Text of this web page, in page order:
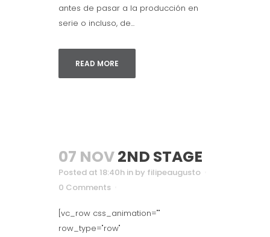
antes de pasar a la producción en
serie o incluso, de...
READ MORE
07 NOV2ND STAGE
Posted at 18:40h in by filipeaugusto
0 Comments
[vc_row css_animation=""
row_type="row"